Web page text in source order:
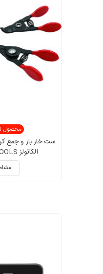
محصول
الکاتولز LKTOOLS مدل D2043